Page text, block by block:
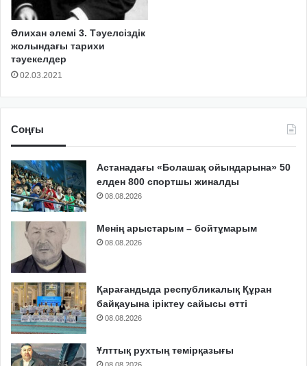
Әлихан әлемі 3. Тәуелсіздік
жолындағы тарихи
тәуекелдер
02.03.2021
Соңғы
Астанадағы «Болашақ ойындарына» 50
елден 800 спортшы жиналды
08.08.2026
Менің арыстарым – бойтұмарым
08.08.2026
Қарағандыда республикалық Құран
байқауына іріктеу сайысы өтті
08.08.2026
Ұлттық рухтың темірқазығы